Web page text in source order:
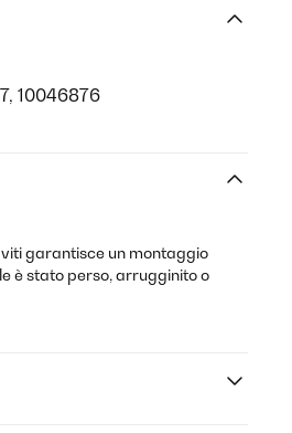
10046876
viti garantisce un montaggio
è stato perso, arrugginito o